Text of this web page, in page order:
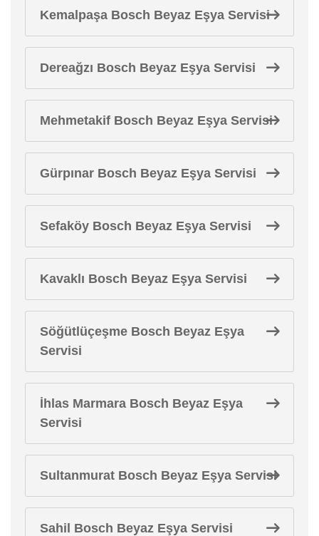
Kemalpaşa Bosch Beyaz Eşya Servisi
Dereağzı Bosch Beyaz Eşya Servisi
Mehmetakif Bosch Beyaz Eşya Servisi
Gürpınar Bosch Beyaz Eşya Servisi
Sefaköy Bosch Beyaz Eşya Servisi
Kavaklı Bosch Beyaz Eşya Servisi
Söğütlüçeşme Bosch Beyaz Eşya
Servisi
İhlas Marmara Bosch Beyaz Eşya
Servisi
Sultanmurat Bosch Beyaz Eşya Servisi
Sahil Bosch Beyaz Eşya Servisi